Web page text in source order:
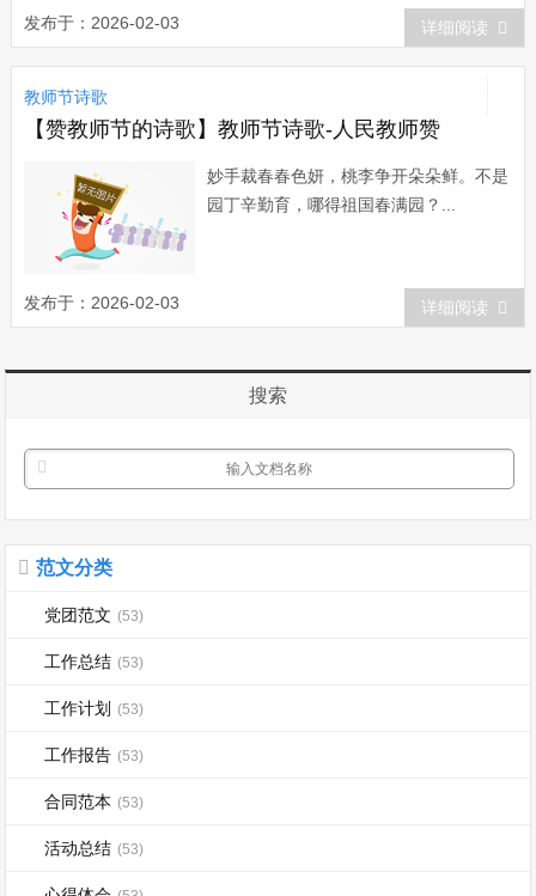
深夜，您批改作业， 陪伴您的是爱人的
鼾声； 黎明，您撰写教案， 抚慰您的是
孩子的梦呓。 您是一片映红东方的朝
霞， 托起希望，捧起旭日； 您是一支熠
熠...
发布于：2026-02-03 详细阅读
教师节诗歌
【赞教师节的诗歌】教师节诗歌-人民教师赞
妙手裁春春色妍，桃李争开朵朵鲜。不是
园丁辛勤育，哪得祖国春满园？...
发布于：2026-02-03 详细阅读
搜索
范文分类
党团范文 (53)
工作总结 (53)
工作计划 (53)
工作报告 (53)
合同范本 (53)
活动总结 (53)